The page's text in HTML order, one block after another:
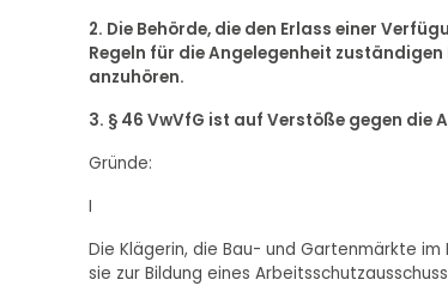
2. Die Behörde, die den Erlass einer
Regeln für die Angelegenheit zuständigen
anzuhören.
3. § 46 VwVfG ist auf Verstöße gegen die
Gründe:
I
Die Klägerin, die Bau- und Gartenmärkte
sie zur Bildung eines